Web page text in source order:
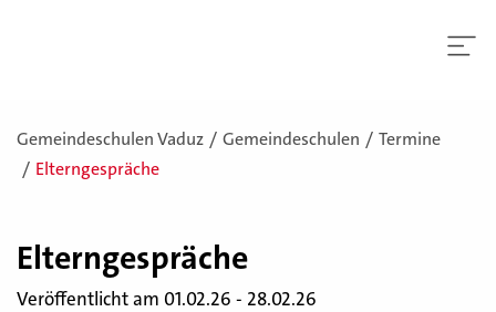
Gemeindeschulen Vaduz Gemeindeschulen
Termine
Elterngespräche
El­tern­ge­sprä­che
Veröffentlicht am 01.02.26 - 28.02.26